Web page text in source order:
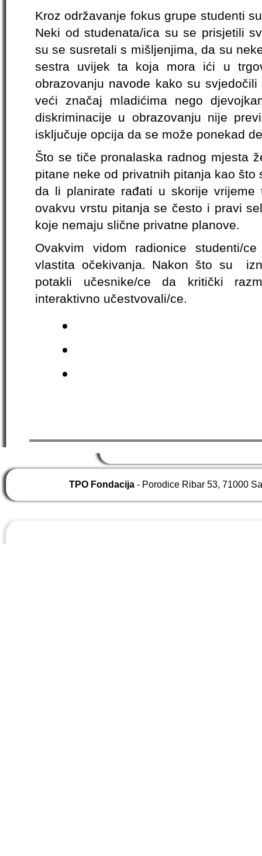
Kroz održavanje fokus grupe studenti
Neki od studenata/ica su se prisjetili
su se susretali s mišljenjima, da su
sestra uvijek ta koja mora ići u
obrazovanju navode kako su
veći značaj mladićima nego
diskriminacije u obrazovanju nije
isključuje opcija da se može ponekad
Što se tiče pronalaska radnog mjesta
pitane neke od privatnih pitanja kao
da li planirate rađati u skorije
ovakvu vrstu pitanja se često i pravi
koje nemaju slične privatne planove.
Ovakvim vidom radionice studenti/
vlastita očekivanja. Nakon što su
potakli učesnike/ce da kritički
interaktivno učestvovali/ce.
TPO Fondacija - Porodice Ribar 53, 71000